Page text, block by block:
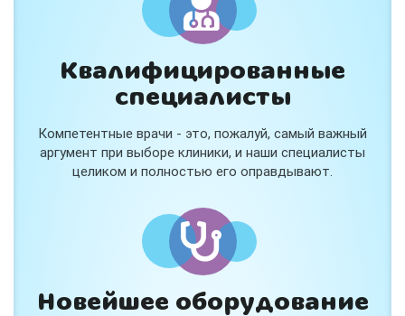
Квалифицированные
специалисты
Компетентные врачи - это, пожалуй, самый важный
аргумент при выборе клиники, и наши специалисты
целиком и полностью его оправдывают.
Новейшее оборудование
Консультация ортопеда +
тейпирование за 1 приём
Вас или вашего ребёнка беспокоят:
- боли в спине, шее, коленях или ногах?
- дискомфорт после спорта и нагрузок?
В «Медлэнд» принимает известный ортопед-
травматолог Шехмаметьев Али Зарефуллович
В прием входит:
✔️ Осмотр и консультация врача
✔️ Рекомендации по вашей ситуации
✔️Тейпирование